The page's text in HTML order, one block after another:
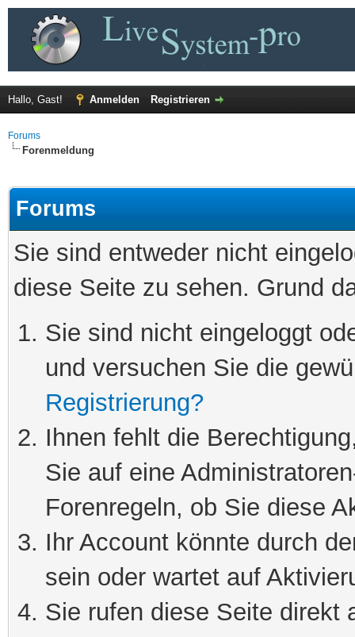
Hallo, Gast! Anmelden Registrieren
Forums
Forenmeldung
Forums
Sie sind entweder nicht
diese Seite zu sehen. Grund
Sie sind nicht eingeloggt
und versuchen Sie die
Registrierung?
Ihnen fehlt die
Sie auf eine
Forenregeln, ob Sie diese
Ihr Account könnte durch
sein oder wartet auf
Sie rufen diese Seite direkt